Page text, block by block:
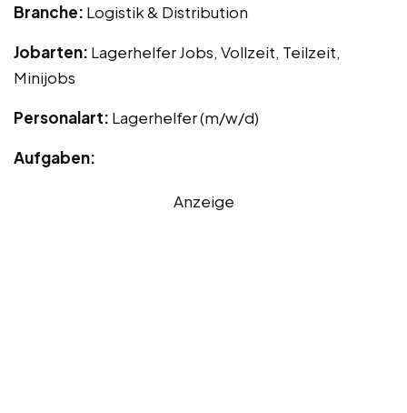
Branche: Logistik & Distribution
Jobarten: Lagerhelfer Jobs, Vollzeit, Teilzeit,
Minijobs
Personalart: Lagerhelfer (m/w/d)
Aufgaben:
Anzeige